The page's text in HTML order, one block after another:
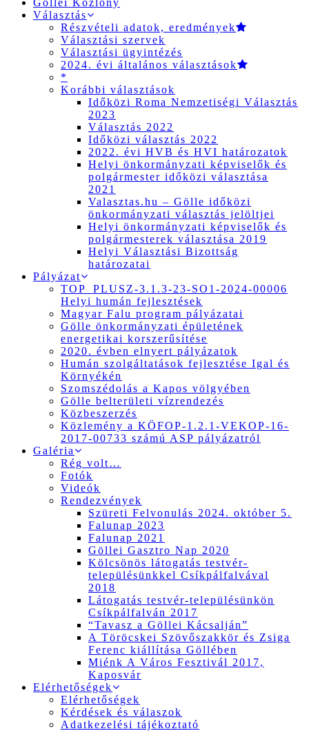
Göllei Közlöny
Választás
Részvételi adatok, eredmények
Választási szervek
Választási ügyintézés
2024. évi általános választások
*
Korábbi választások
Időközi Roma Nemzetiségi Választás
2023
Választás 2022
Időközi választás 2022
2022. évi HVB és HVI határozatok
Helyi önkormányzati képviselők és
polgármester időközi választása
2021
Valasztas.hu – Gölle időközi
önkormányzati választás jelöltjei
Helyi önkormányzati képviselők és
polgármesterek választása 2019
Helyi Választási Bizottság
határozatai
Pályázat
TOP_PLUSZ-3.1.3-23-SO1-2024-00006
Helyi humán fejlesztések
Magyar Falu program pályázatai
Gölle önkormányzati épületének
energetikai korszerűsítése
2020. évben elnyert pályázatok
Humán szolgáltatások fejlesztése Igal és
Környékén
Szomszédolás a Kapos völgyében
Gölle belterületi vízrendezés
Közbeszerzés
Közlemény a KÖFOP-1.2.1-VEKOP-16-
2017-00733 számú ASP pályázatról
Galéria
Rég volt…
Fotók
Videók
Rendezvények
Szüreti Felvonulás 2024. október 5.
Falunap 2023
Falunap 2021
Göllei Gasztro Nap 2020
Kölcsönös látogatás testvér-
településünkkel Csíkpálfalvával
2018
Látogatás testvér-településünkön
Csíkpálfalván 2017
“Tavasz a Göllei Kácsalján”
A Töröcskei Szövőszakkör és Zsiga
Ferenc kiállítása Göllében
Miénk A Város Fesztivál 2017,
Kaposvár
Elérhetőségek
Elérhetőségek
Kérdések és válaszok
Adatkezelési tájékoztató